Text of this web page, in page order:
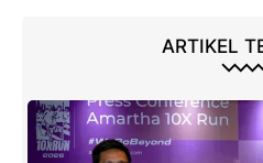
ARTIKEL